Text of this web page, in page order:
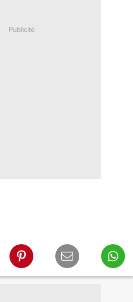
Publicité